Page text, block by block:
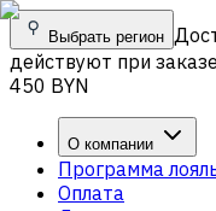
Выбрать регион
действуют при
450 BYN
О компании
Программа
Оплата